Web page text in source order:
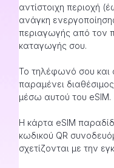
αντίστοιχη περιοχή
ανάγκη
περιαγωγής από τον
καταγωγής σου.
Το τηλέφωνό σου και
παραμένει
μέσω αυτού του eSIM.
Η κάρτα eSIM
κωδικού QR
σχετίζονται με την